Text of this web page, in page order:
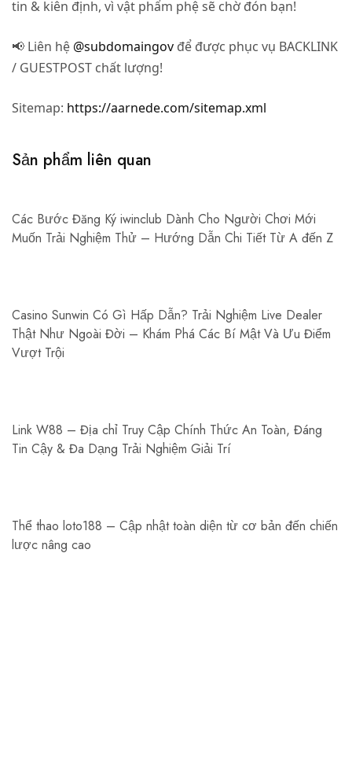
tin & kiên định, vì vật phẩm phệ sẽ chờ đón bạn!
📢 Liên hệ @subdomaingov để được phục vụ BACKLINK
/ GUESTPOST chất lượng!
Sitemap: https://aarnede.com/sitemap.xml
Sản phẩm liên quan
Các Bước Đăng Ký iwinclub Dành Cho Người Chơi Mới
Muốn Trải Nghiệm Thử – Hướng Dẫn Chi Tiết Từ A đến Z
Casino Sunwin Có Gì Hấp Dẫn? Trải Nghiệm Live Dealer
Thật Như Ngoài Đời – Khám Phá Các Bí Mật Và Ưu Điểm
Vượt Trội
Link W88 – Địa chỉ Truy Cập Chính Thức An Toàn, Đáng
Tin Cậy & Đa Dạng Trải Nghiệm Giải Trí
Thể thao loto188 – Cập nhật toàn diện từ cơ bản đến chiến
lược nâng cao